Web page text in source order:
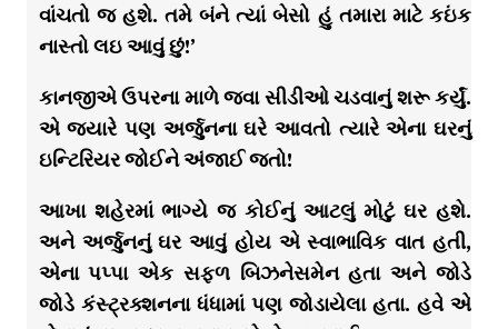
વાંચતો જ હશે. તમે બંને ત્યાં બેસો હું તમારા માટે કઇંક
નાસ્તો લઇ આવું છું!’
કાનજીએ ઉપરના માળે જવા સીડીઓ ચડવાનું શરૂ કર્યું.
એ જ્યારે પણ અર્જુનના ઘરે આવતો ત્યારે એના ઘરનું
ઇન્ટિરિયર જોઈને અંજાઈ જતો!
આખા શહેરમાં ભાગ્યે જ કોઈનું આટલું મોટું ઘર હશે.
અને અર્જુનનું ઘર આવું હોય એ સ્વાભાવિક વાત હતી,
એના પપ્પા એક સફળ બિઝનેસમેન હતા અને જોડે
જોડે કંસ્ટ્રક્શનના ધંધામાં પણ જોડાયેલા હતા. હવે એ